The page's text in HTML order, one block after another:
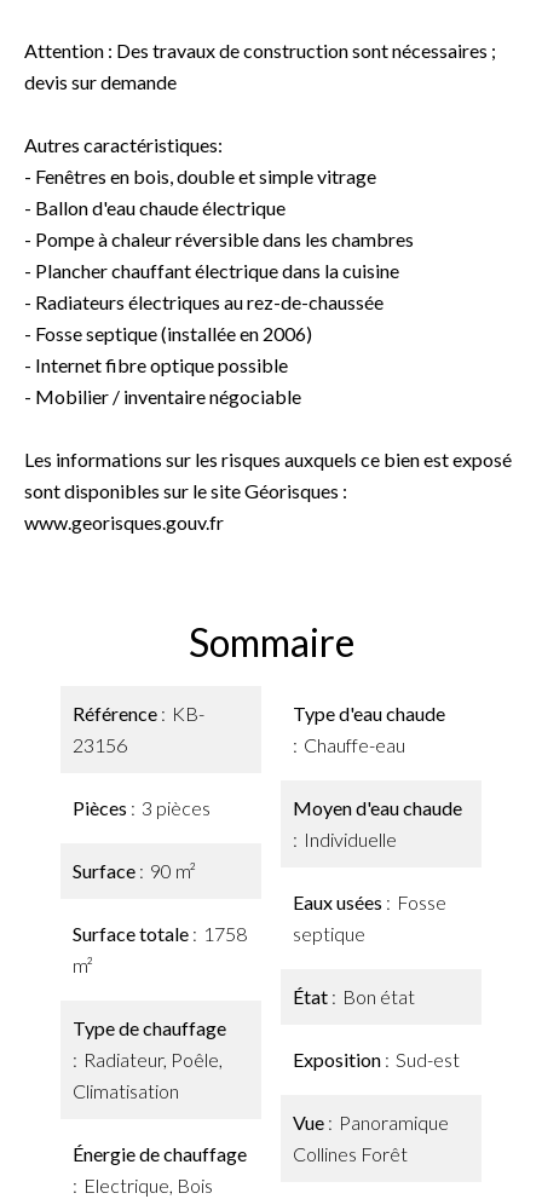
Attention : Des travaux de construction sont nécessaires ;
devis sur demande
Autres caractéristiques:
- Fenêtres en bois, double et simple vitrage
- Ballon d'eau chaude électrique
- Pompe à chaleur réversible dans les chambres
- Plancher chauffant électrique dans la cuisine
- Radiateurs électriques au rez-de-chaussée
- Fosse septique (installée en 2006)
- Internet fibre optique possible
- Mobilier / inventaire négociable
Les informations sur les risques auxquels ce bien est exposé
sont disponibles sur le site Géorisques :
www.georisques.gouv.fr
Sommaire
Référence
KB-
23156
Pièces 3 pièces
Surface 90 m²
Surface totale
1758
m²
Type de chauffage
Radiateur, Poêle,
Climatisation
Énergie de chauffage
Electrique, Bois
Type d'eau chaude
Chauffe-eau
Moyen d'eau chaude
Individuelle
Eaux usées
Fosse
septique
État Bon état
Exposition Sud-est
Vue
Panoramique
Collines Forêt